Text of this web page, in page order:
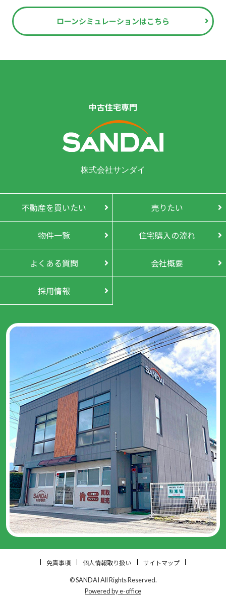
ローンシミュレーションはこちら
中古住宅専門
株式会社サンダイ
不動産を買いたい 売りたい
物件一覧 住宅購入の流れ
よくある質問 会社概要
採用情報
免責事項 個人情報取り扱い サイトマップ
© SANDAI All Rights Reserved.
Powered by e-office